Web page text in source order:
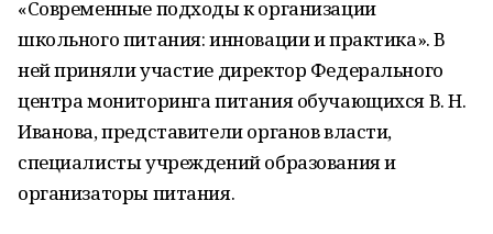
«Современные подходы к организации
школьного питания: инновации и практика». В
ней приняли участие директор Федерального
центра мониторинга питания обучающихся В. Н.
Иванова, представители органов власти,
специалисты учреждений образования и
организаторы питания.